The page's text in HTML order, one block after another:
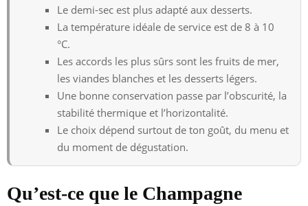
Le demi-sec est plus adapté aux desserts.
La température idéale de service est de 8 à 10
°C.
Les accords les plus sûrs sont les fruits de mer,
les viandes blanches et les desserts légers.
Une bonne conservation passe par l’obscurité, la
stabilité thermique et l’horizontalité.
Le choix dépend surtout de ton goût, du menu et
du moment de dégustation.
Qu’est-ce que le Champagne